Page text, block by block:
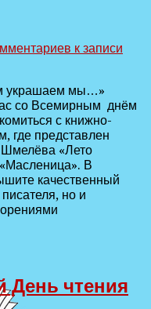
к записи
украшаем мы…»
со Всемирным днём
с книжно-
где представлен
«Лето
В
качественный
но и
День чтения